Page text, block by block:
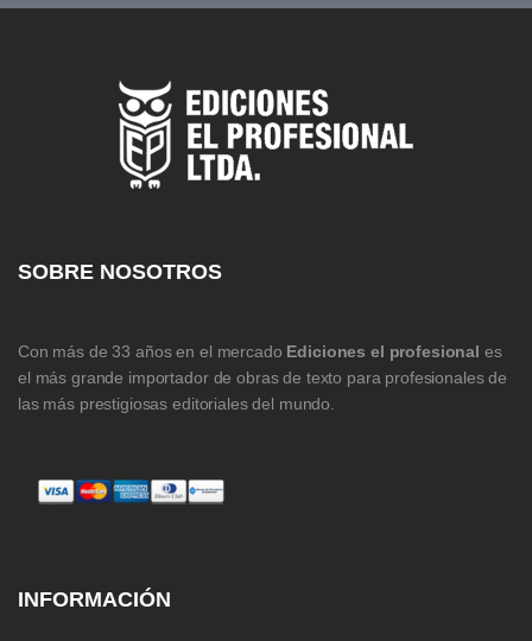
SOBRE NOSOTROS
Con más de 33 años en el mercado Ediciones el profesional es
el más grande importador de obras de texto para profesionales de
las más prestigiosas editoriales del mundo.
INFORMACIÓN